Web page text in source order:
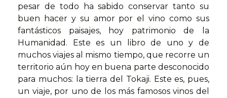
pesar de todo ha sabido conservar tanto su
buen hacer y su amor por el vino como sus
fantásticos paisajes, hoy patrimonio de la
Humanidad. Este es un libro de uno y de
muchos viajes al mismo tiempo, que recorre un
territorio aún hoy en buena parte desconocido
para muchos: la tierra del Tokaji. Este es, pues,
un viaje, por uno de los más famosos vinos del